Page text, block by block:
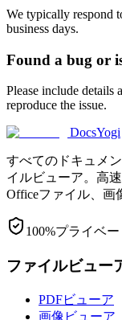
We typically respond
business days.
Found a bug or
Please include details
reproduce the issue.
DocsYogi
すべてのドキュメ
イルビューア。高
Officeファイル、画
100%プライベ
ファイルビュー
PDFビューア
画像ビューア